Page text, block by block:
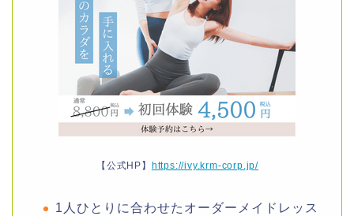
【公式HP】 https://ivy.krm-corp.jp/
1人ひとりに合わせたオーダーメイドレッス